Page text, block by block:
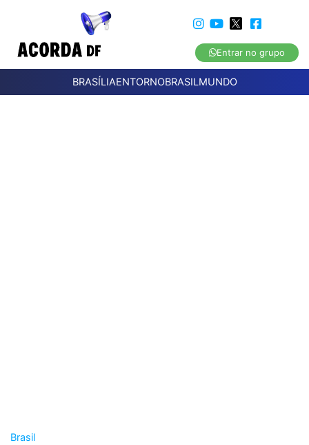
Entrar no grupo
BRASÍLIAENTORNOBRASILMUNDO
Brasil